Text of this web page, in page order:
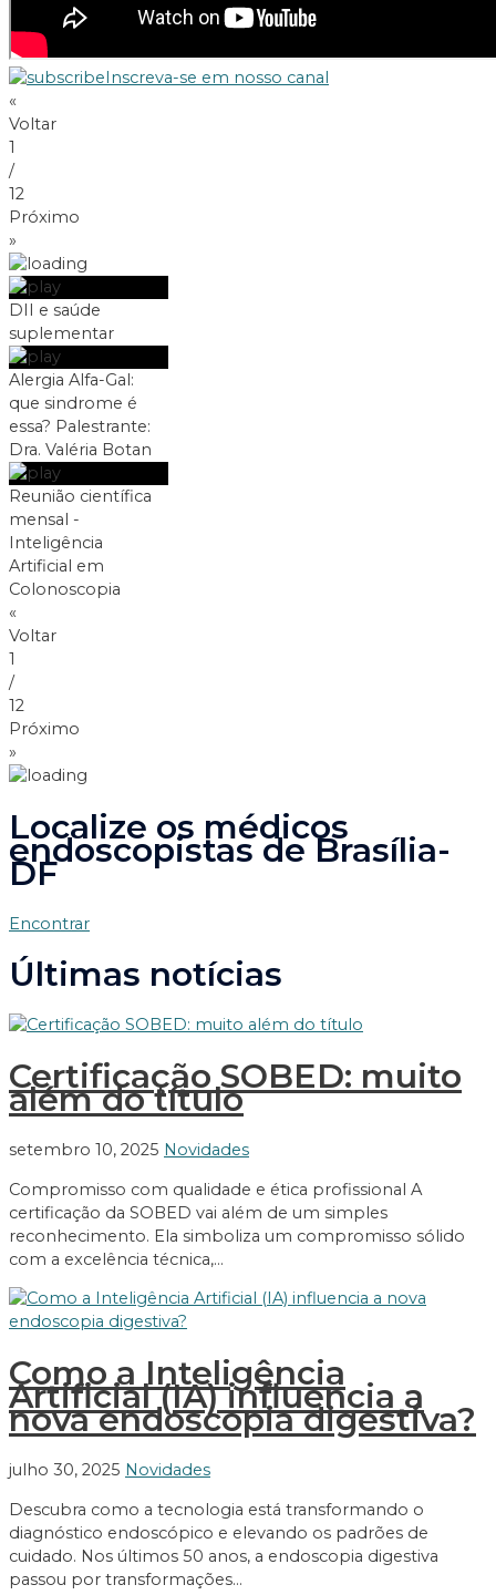
Inscreva-se em nosso canal
«
Voltar
1
/
12
Próximo
»
DII e saúde
suplementar
Alergia Alfa-Gal:
que sindrome é
essa? Palestrante:
Dra. Valéria Botan
Reunião científica
mensal -
Inteligência
Artificial em
Colonoscopia
«
Voltar
1
/
12
Próximo
»
Localize os médicos
endoscopistas de Brasília-
DF
Encontrar
Últimas notícias
Certificação SOBED: muito
além do título
setembro 10, 2025 Novidades
Compromisso com qualidade e ética profissional A
certificação da SOBED vai além de um simples
reconhecimento. Ela simboliza um compromisso sólido
com a excelência técnica,…
Como a Inteligência
Artificial (IA) influencia a
nova endoscopia digestiva?
julho 30, 2025 Novidades
Descubra como a tecnologia está transformando o
diagnóstico endoscópico e elevando os padrões de
cuidado. Nos últimos 50 anos, a endoscopia digestiva
passou por transformações…